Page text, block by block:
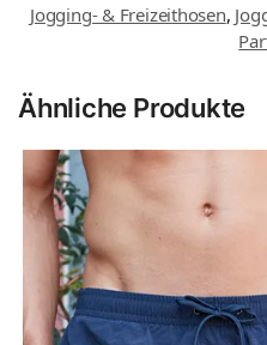
Jogging- & Freizeithosen,
Ähnliche Produkte